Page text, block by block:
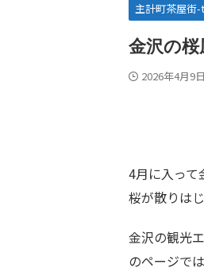
主計町茶屋街
金沢の桜
2026年4月9日
4月に入って
桜が散りは
金沢の観光
のページで